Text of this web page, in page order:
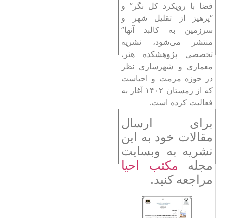
فضا با رویکرد کل نگر” و
“پرهیز از تقلیل شهر و
سرزمین به کالبد آنها”
منتشر می‌شود، نشریه
تخصصی پژوهشکده هنر،
معماری و شهرسازی نظر
در حوزه مرمت و احیاست
که از زمستان ۱۴۰۲ آغاز به
فعالیت کرده است.
برای ارسال
مقالات خود به این
نشریه به وبسایت
مجله مکتب احیا
مراجعه کنید.